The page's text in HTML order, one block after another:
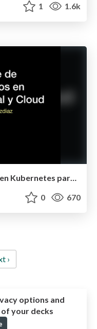
1 1.6k
Despliegue de Microservicios en Kubernetes para JaverosColombia 2018
0 670
›
options and
your decks